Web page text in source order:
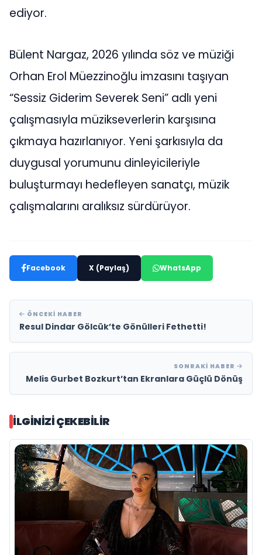
ediyor.
Bülent Nargaz, 2026 yılında söz ve müziği
Orhan Erol Müezzinoğlu imzasını taşıyan
“Sessiz Giderim Severek Seni” adlı yeni
çalışmasıyla müzikseverlerin karşısına
çıkmaya hazırlanıyor. Yeni şarkısıyla da
duygusal yorumunu dinleyicileriyle
buluşturmayı hedefleyen sanatçı, müzik
çalışmalarını aralıksız sürdürüyor.
Facebook X (Paylaş) WhatsApp
ÖNCEKI HABER
Resul Dindar Gölcük’te Gönülleri Fethetti!
SONRAKI HABER
Melis Gurbet Bozkurt’tan Ekranlara Güçlü Dönüş
İLGINIZI ÇEKEBILIR